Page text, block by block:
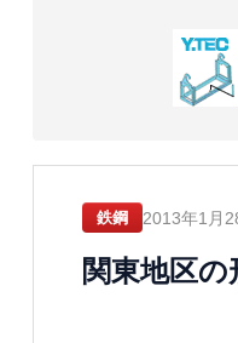
鉄鋼 2013年1月
関東地区